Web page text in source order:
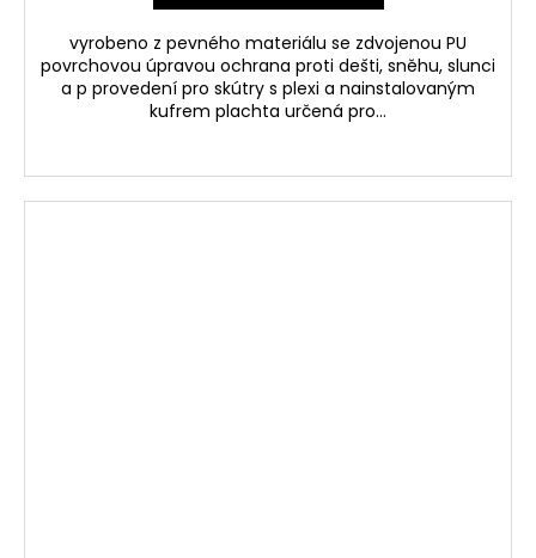
vyrobeno z pevného materiálu se zdvojenou PU
povrchovou úpravou ochrana proti dešti, sněhu, slunci
a p provedení pro skútry s plexi a nainstalovaným
kufrem plachta určená pro...